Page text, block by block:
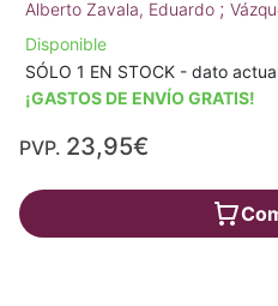
Alberto Zavala, Eduardo ;
Disponible
SÓLO 1 EN STOCK - dato
¡GASTOS DE ENVÍO GRATIS!
PVP. 23,95€